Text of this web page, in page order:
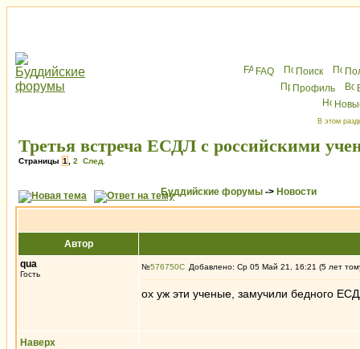
FAQ Поиск
Профиль
В этом
Третья встреча ЕСДЛ с российскими
Страницы 1 2 След.
Буддийские форумы -> Новости
Автор
qua
Гость
№576750 Добавлено: Ср 05 Май 21, 16:21 (5 лет
ох уж эти ученые, замучили бедного
Наверх